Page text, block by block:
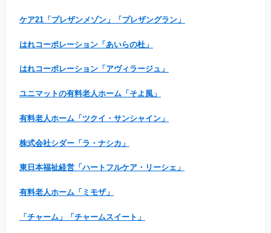
ケア21「プレザンメゾン」「プレザングラン」
はれコーポレーション「あいらの杜」
はれコーポレーション「アヴィラージュ」
ユニマットの有料老人ホーム「そよ風」
有料老人ホーム「ツクイ・サンシャイン」
株式会社シダー「ラ・ナシカ」
東日本福祉経営「ハートフルケア・リーシェ」
有料老人ホーム「ミモザ」
「チャーム」「チャームスイート」